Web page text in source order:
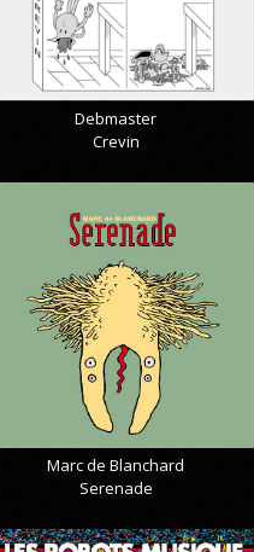
Debmaster
Crevin
Marc de Blanchard
Serenade